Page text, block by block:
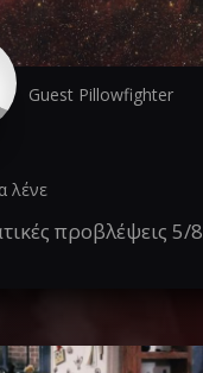
Guest Pillowfighter
λένε
προβλέψεις 5/8